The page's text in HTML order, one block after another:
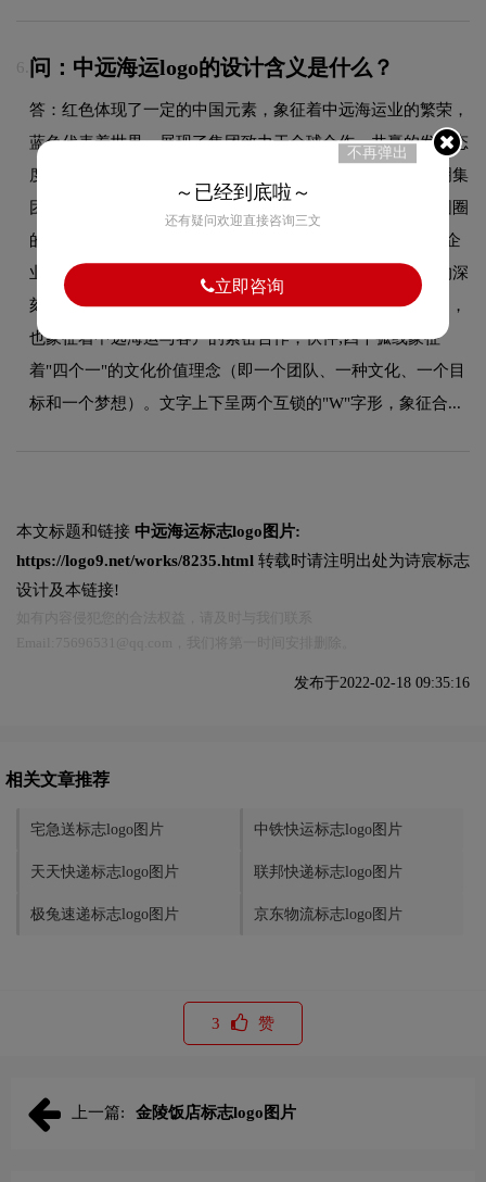
6. 问：中远海运logo的设计含义是什么？
答：红色体现了一定的中国元素，象征着中远海运业的繁荣，
蓝色代表着世界，展现了集团致力于全球合作、共赢的发展态
度；圆形的地球，体现了全球企业的竞争与合作意识，表明集
团的业务遍及世界，货物遍及世界，事情畅通无阻，两个圆圈
的结合形成了一个"∞"标志，象征中远海运是可持续发展的企
业；两圈环环相扣，蕴含跨越行业和区域边界、连接世界的深
刻内涵，体现了集团立足航运发展"61"产业集群的战略意图，
也象征着中远海运与客户的紧密合作，伙伴;四个弧线象征
着"四个一"的文化价值理念（即一个团队、一种文化、一个目
标和一个梦想）。文字上下呈两个互锁的"W"字形，象征合...
本文标题和链接 中远海运标志logo图片:
https://logo9.net/works/8235.html 转载时请注明出处为诗宸标志
设计及本链接!
发布于2022-02-18 09:35:16
相关文章推荐
宅急送标志logo图片 中铁快运标志logo图片
天天快递标志logo图片 联邦快递标志logo图片
极兔速递标志logo图片 京东物流标志logo图片
3 赞
上一篇: 金陵饭店标志logo图片
不再弹出
～已经到底啦～
还有疑问欢迎直接咨询三文
立即咨询